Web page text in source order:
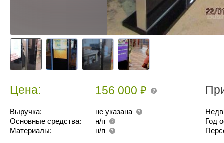
Цена: 156 000₽
Выручка:
не указана
Основные средства:
н/п
Материалы:
н/п
Год